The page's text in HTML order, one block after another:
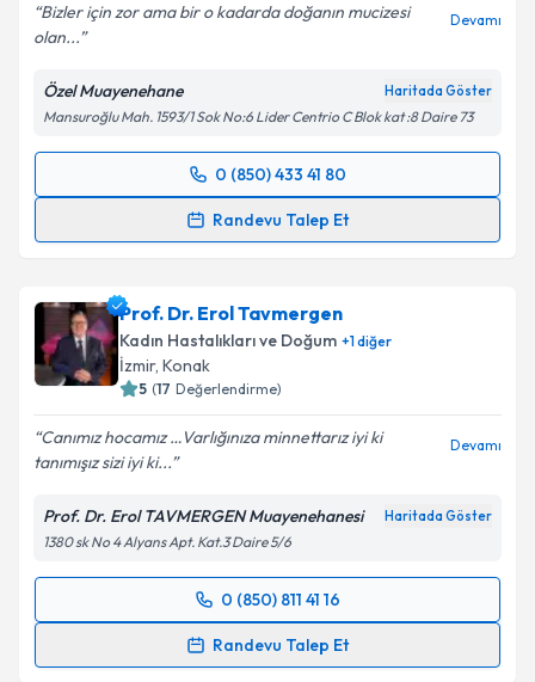
kapsamda işlenmesini kabul ediyorum.
Takvim Talebini Gönder
Bizler için zor ama bir o kadarda doğanın mucizesi
olan...
Devamı
Özel Muayenehane Haritada Göster
Mansuroğlu Mah. 1593/1 Sok No:6 Lider Centrio C Blok kat :8 Daire 73
0 (850) 433 41 80
Randevu Talep Et
Randevu Takvimi Talebi
için bir takvim hazırlandığında e-posta ile
bilgilendireceğiz.
E-posta Adresiniz
Metni'ni okudum ve kişisel verilerimin belirtilen
kapsamda işlenmesini kabul ediyorum.
Takvim Talebini Gönder
Prof. Dr. Erol Tavmergen
Kadın Hastalıkları ve Doğum +1diğer
İzmir, Konak
5 (17 Değerlendirme)
Canımız hocamız …Varlığınıza minnettarız iyi ki
tanımışız sizi iyi ki...
Devamı
Prof. Dr. Erol TAVMERGEN Muayenehanesi Haritada Göster
1380 sk No 4 Alyans Apt. Kat.3 Daire 5/6
0 (850) 811 41 16
Randevu Talep Et
Randevu Takvimi Talebi